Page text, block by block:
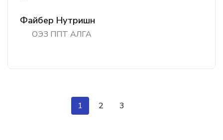
Файбер Нутришн
ОЭЗ ППТ АЛГА
1 2 3